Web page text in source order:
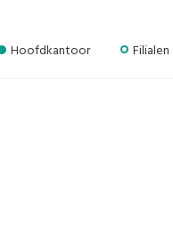
Hoofdkantoor Filialen